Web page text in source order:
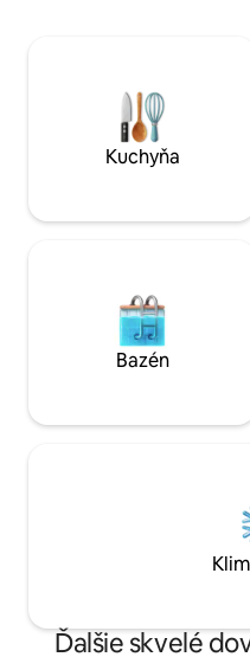
detailov, materiálov, svetla
Kuchyňa
Bazén
Ďalšie skvelé